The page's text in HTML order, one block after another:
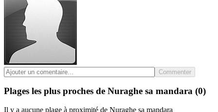
Commenter
Plages les plus proches de Nuraghe sa mandara (0)
Il y a aucune plage à proximité de Nuraghe sa mandara